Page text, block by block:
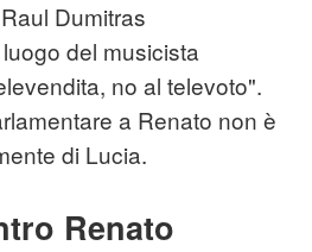
Dumitras
del musicista
no al televoto".
a Renato non è
di Lucia.
Renato